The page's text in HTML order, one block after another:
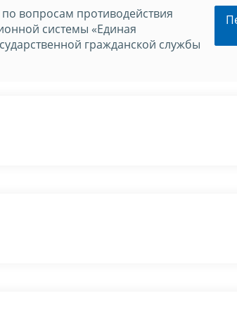
вопросам противодействия
системы «Единая
гражданской службы